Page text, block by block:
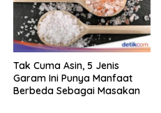
Tak Cuma Asin, 5 Jenis
Garam Ini Punya Manfaat
Berbeda Sebagai Masakan